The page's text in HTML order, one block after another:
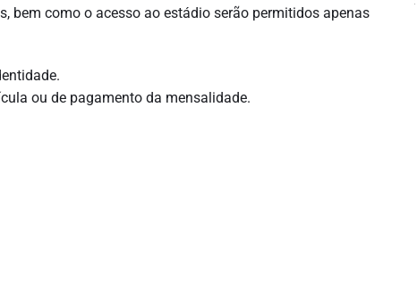
bem como o acesso ao estádio serão permitidos apenas
ou de pagamento da mensalidade.